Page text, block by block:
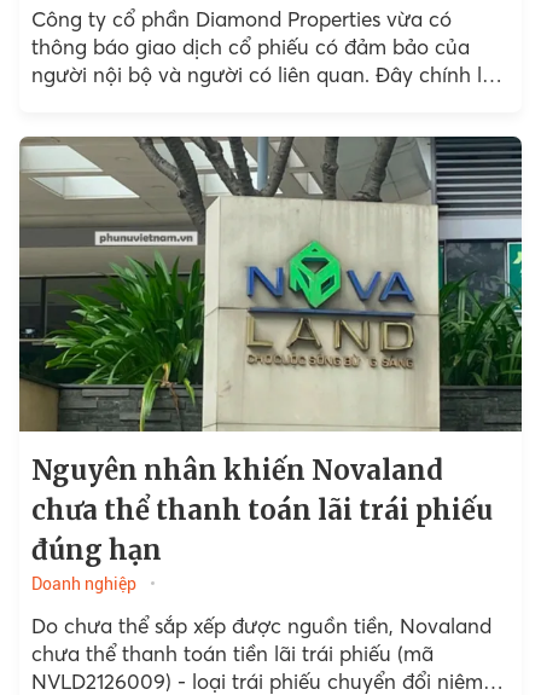
Công ty cổ phần Diamond Properties vừa có
thông báo giao dịch cổ phiếu có đảm bảo của
người nội bộ và người có liên quan. Đây chính là
Nguyên nhân khiến Novaland
chưa thể thanh toán lãi trái phiếu
đúng hạn
Doanh nghiệp
Do chưa thể sắp xếp được nguồn tiền, Novaland
chưa thể thanh toán tiền lãi trái phiếu (mã
NVLD2126009) - loại trái phiếu chuyển đổi niêm